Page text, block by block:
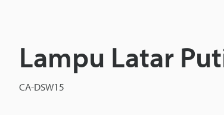
Lampu Latar
CA-DSW15